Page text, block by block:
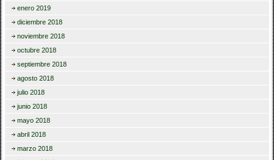
enero 2019
diciembre 2018
noviembre 2018
octubre 2018
septiembre 2018
agosto 2018
julio 2018
junio 2018
mayo 2018
abril 2018
marzo 2018